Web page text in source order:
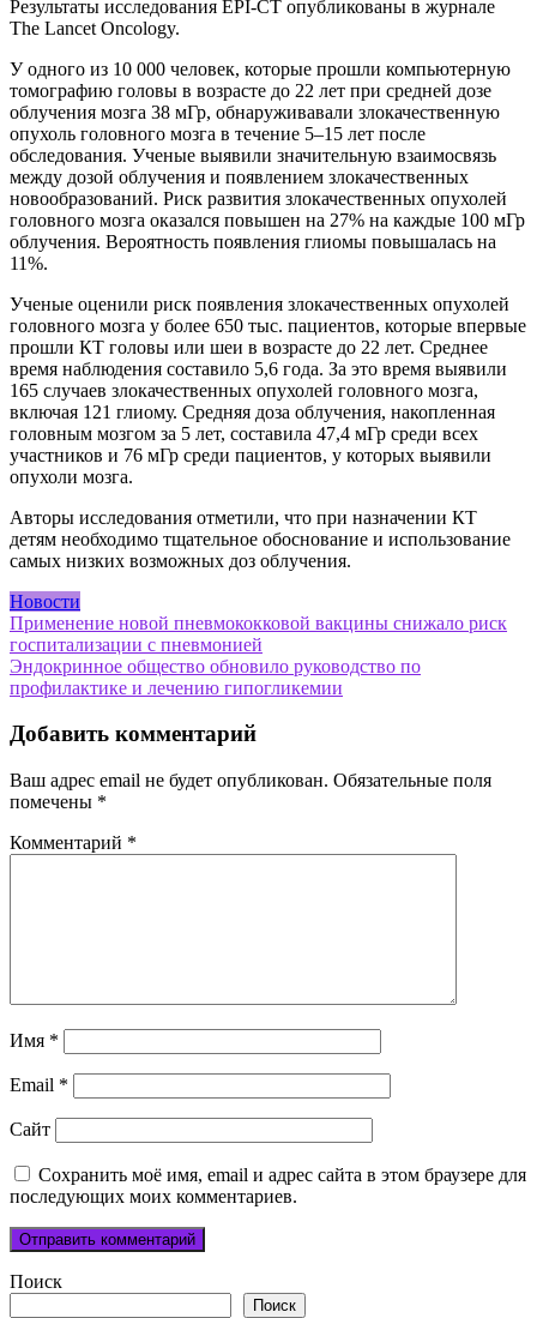
Результаты исследования EPI-CT опубликованы в журнале
The Lancet Oncology.
У одного из 10 000 человек, которые прошли компьютерную
томографию головы в возрасте до 22 лет при средней дозе
облучения мозга 38 мГр, обнаруживавали злокачественную
опухоль головного мозга в течение 5–15 лет после
обследования. Ученые выявили значительную взаимосвязь
между дозой облучения и появлением злокачественных
новообразований. Риск развития злокачественных опухолей
головного мозга оказался повышен на 27% на каждые 100 мГр
облучения. Вероятность появления глиомы повышалась на
11%.
Ученые оценили риск появления злокачественных опухолей
головного мозга у более 650 тыс. пациентов, которые впервые
прошли КТ головы или шеи в возрасте до 22 лет. Среднее
время наблюдения составило 5,6 года. За это время выявили
165 случаев злокачественных опухолей головного мозга,
включая 121 глиому. Средняя доза облучения, накопленная
головным мозгом за 5 лет, составила 47,4 мГр среди всех
участников и 76 мГр среди пациентов, у которых выявили
опухоли мозга.
Авторы исследования отметили, что при назначении КТ
детям необходимо тщательное обоснование и использование
самых низких возможных доз облучения.
Новости
Навигация
по
записям
Применение новой пневмококковой вакцины снижало риск
госпитализации с пневмонией
Эндокринное общество обновило руководство по
профилактике и лечению гипогликемии
Добавить комментарий
Ваш адрес email не будет опубликован. Обязательные поля
помечены *
Комментарий *
Имя *
Email *
Сайт
Сохранить моё имя, email и адрес сайта в этом браузере для
последующих моих комментариев.
Поиск
Поиск